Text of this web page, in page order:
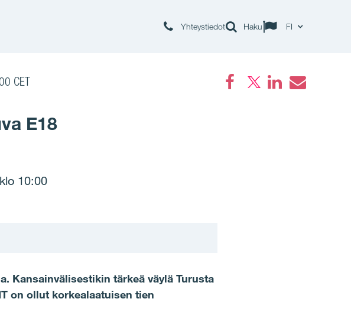
Yhteystiedot Haku FI
CET
E18
10:00
Kansainvälisestikin tärkeä väylä Turusta
on ollut korkealaatuisen tien